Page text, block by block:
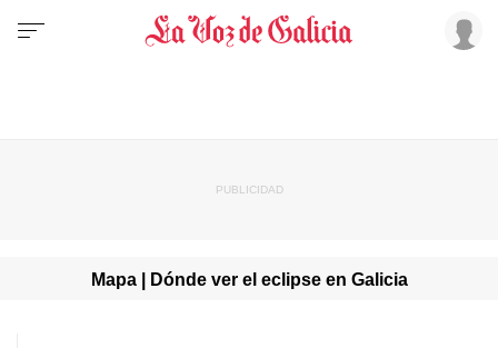
Mapa | Dónde ver el eclipse en Galicia